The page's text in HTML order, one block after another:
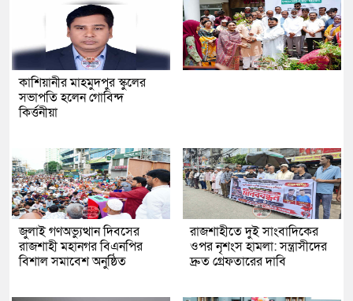
কাশিয়ানীর মাহমুদপুর স্কুলের
সভাপতি হলেন গোবিন্দ
কির্ত্তনীয়া
জুলাই গণঅভ্যুত্থান দিবসের
রাজশাহী মহানগর বিএনপির
বিশাল সমাবেশ অনুষ্ঠিত
রাজশাহীতে দুই সাংবাদিকের
ওপর নৃশংস হামলা: সন্ত্রাসীদের
দ্রুত গ্রেফতারের দাবি